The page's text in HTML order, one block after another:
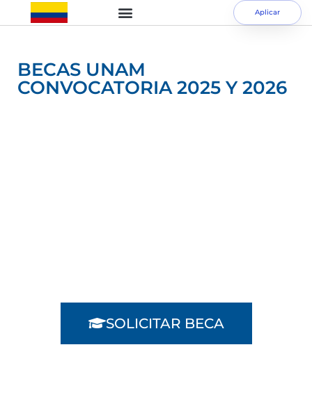
Aplicar
BECAS UNAM
CONVOCATORIA 2025 Y 2026
SOLICITAR BECA